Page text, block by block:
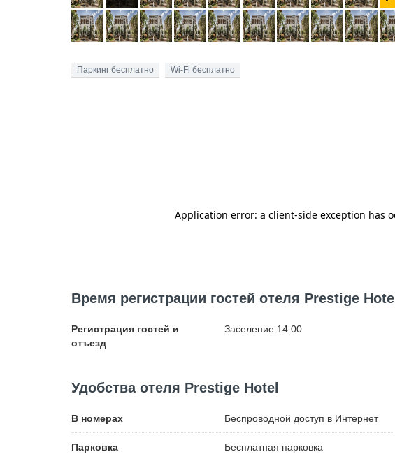
Паркинг бесплатно Wi-Fi бесплатно
Время регистрации гостей отеля Prestige Hotel
Регистрация гостей и
отъезд
Заселение 14:00
Удобства отеля Prestige Hotel
В номерах Беспроводной доступ в Интернет
Парковка Бесплатная парковка